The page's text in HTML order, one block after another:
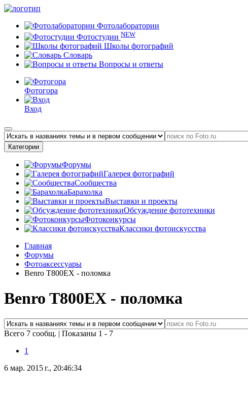
Фотолаборатории
Фотостудии NEW
Школы фотографий
Словарь
Вопросы и ответы
Фотогора
Вход
Категории
Форумы
Галерея фотографий
Сообщества
Барахолка
Выставки и проекты
Обсуждение фототехники
Фотоконкурсы
Классики фотоискусства
Главная
Форумы
Фотоаксессуары
Benro T800EX - поломка
Benro T800EX - поломка
Всего 7 сообщ. | Показаны 1 - 7
1
6 мар. 2015 г., 20:46:34